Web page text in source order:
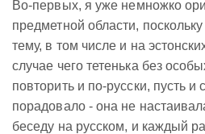
Во-первых, я уже немножко
предметной области,
тему, в том числе и на
случае чего тетенька без
повторить и по-русски, пусть
порадовало - она не
беседу на русском, и каждый